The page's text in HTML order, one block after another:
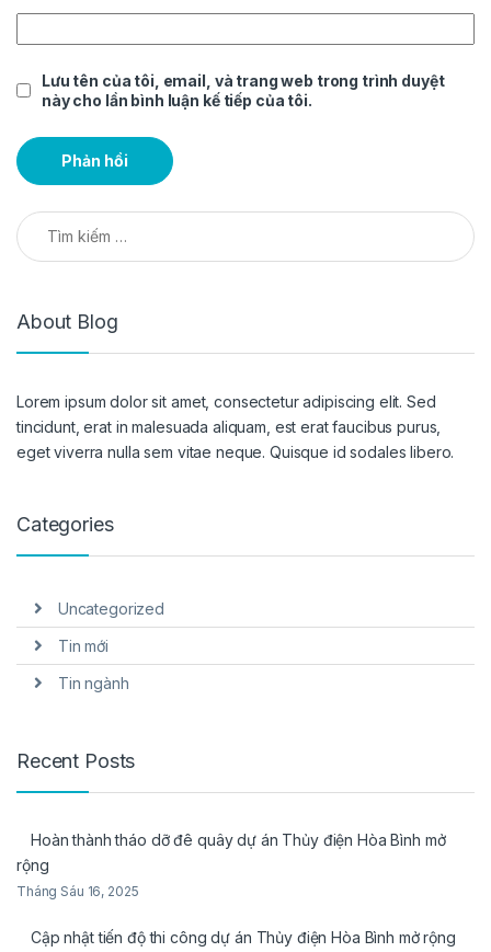
Lưu tên của tôi, email, và trang web trong trình duyệt
này cho lần bình luận kế tiếp của tôi.
Tìm kiếm cho:
About Blog
Lorem ipsum dolor sit amet, consectetur adipiscing elit. Sed
tincidunt, erat in malesuada aliquam, est erat faucibus purus,
eget viverra nulla sem vitae neque. Quisque id sodales libero.
Categories
Uncategorized
Tin mới
Tin ngành
Recent Posts
Hoàn thành tháo dỡ đê quây dự án Thủy điện Hòa Bình mở
rộng
Tháng Sáu 16, 2025
Cập nhật tiến độ thi công dự án Thủy điện Hòa Bình mở rộng